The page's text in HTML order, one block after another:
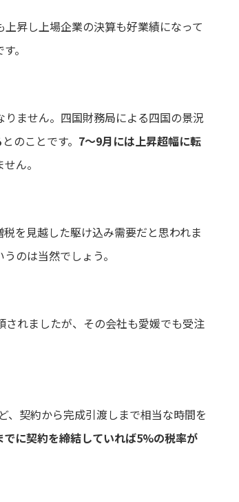
昇し上場企業の決算も好業績になって
。
ません。四国財務局による四国の景況
とのことです。 7～9月には上昇超幅に転
ん。
を見越した駆け込み需要だと思われま
のは当然でしょう。
れましたが、その会社も愛媛でも受注
、契約から完成引渡しまで相当な時間を
に契約を締結していれば5%の税率が